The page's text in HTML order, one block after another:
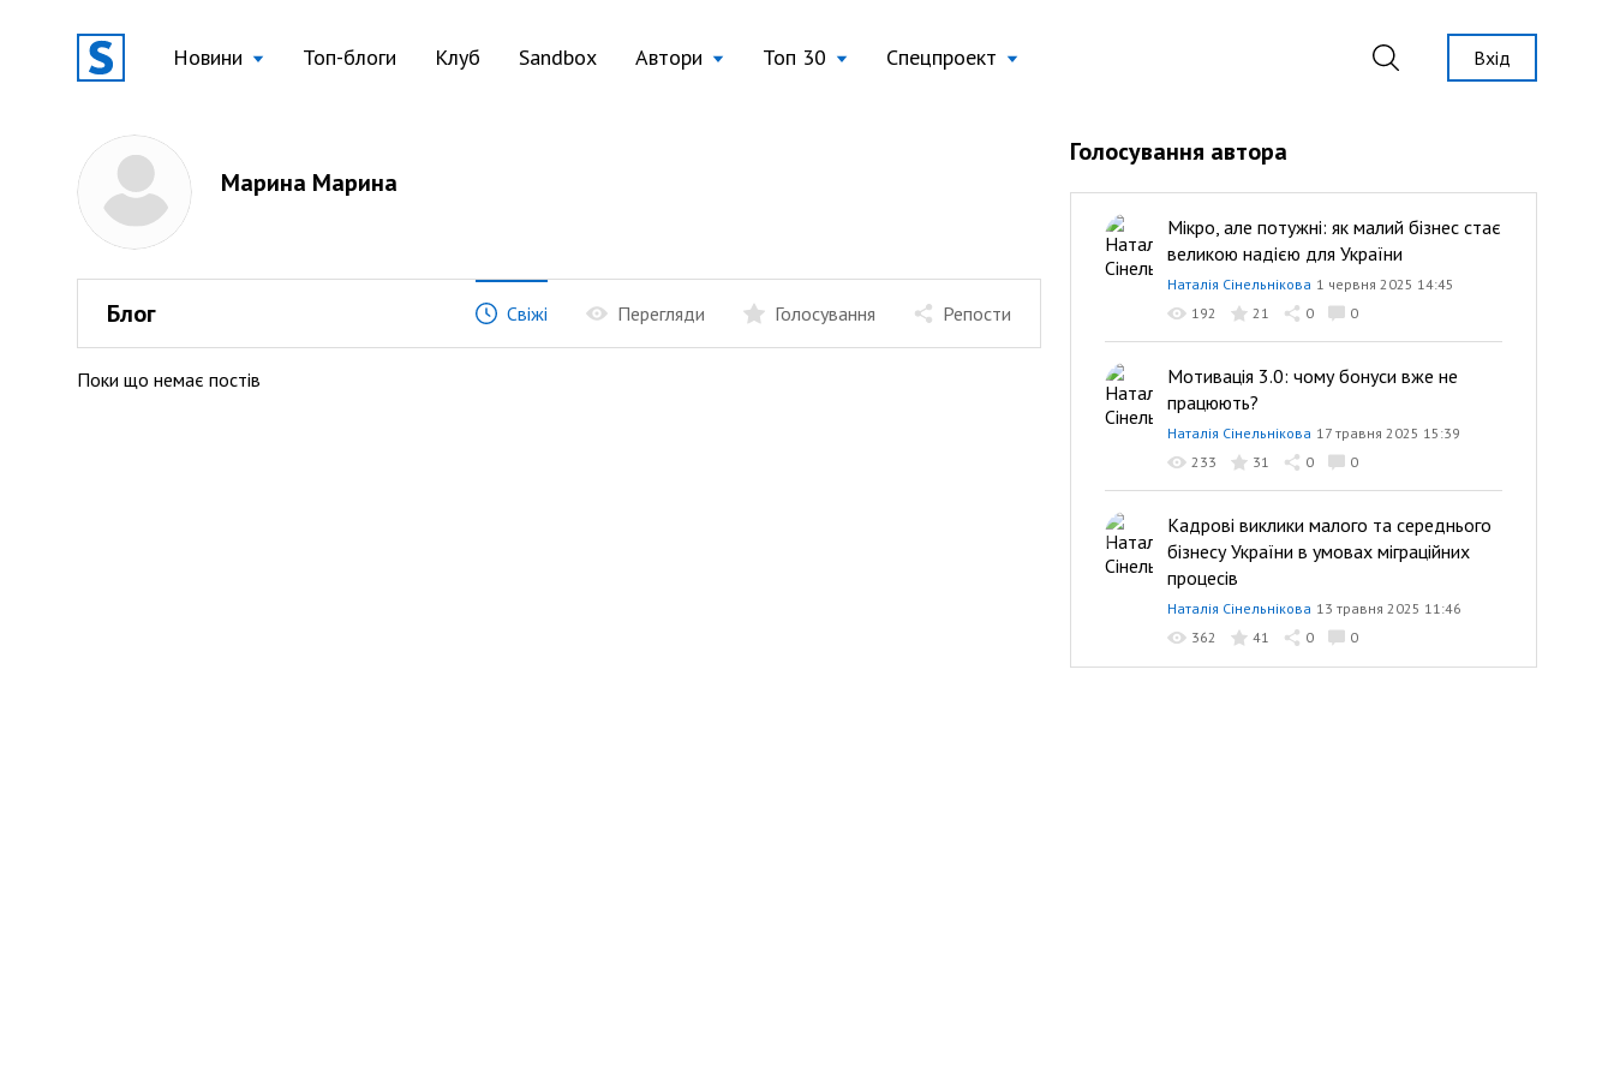
Новини Топ-блоги Клуб Sandbox Автори Топ 30 Спецпроект Вхід
Марина Марина
Блог Свіжі Перегляди Голосування Репости
Поки що немає постів
Голосування автора
Мікро, але потужні: як малий бізнес стає
великою надією для України
Наталія Сінельнікова 1 червня 2025 14:45
192
21 0 0
Мотивація 3.0: чому бонуси вже не
працюють?
Наталія Сінельнікова 17 травня 2025 15:39
233
31 0 0
Кадрові виклики малого та середнього
бізнесу України в умовах міграційних
процесів
Наталія Сінельнікова 13 травня 2025 11:46
362
41 0 0